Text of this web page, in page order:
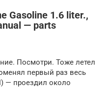
Gasoline 1.6 liter.,
— parts
Посмотри. Тоже летел
первый раз весь
— проездил около